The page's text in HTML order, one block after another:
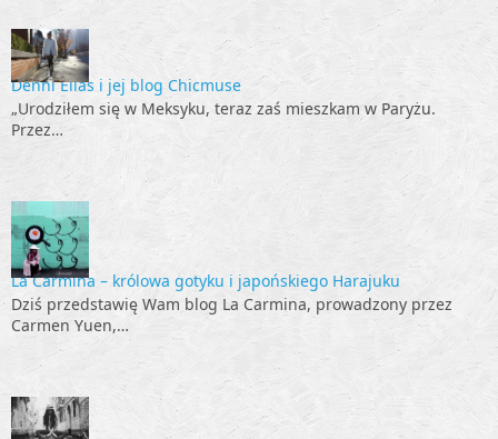
Denni Elias i jej blog Chicmuse
„Urodziłem się w Meksyku, teraz zaś mieszkam w Paryżu.
Przez…
La Carmina – królowa gotyku i japońskiego Harajuku
Dziś przedstawię Wam blog La Carmina, prowadzony przez
Carmen Yuen,…